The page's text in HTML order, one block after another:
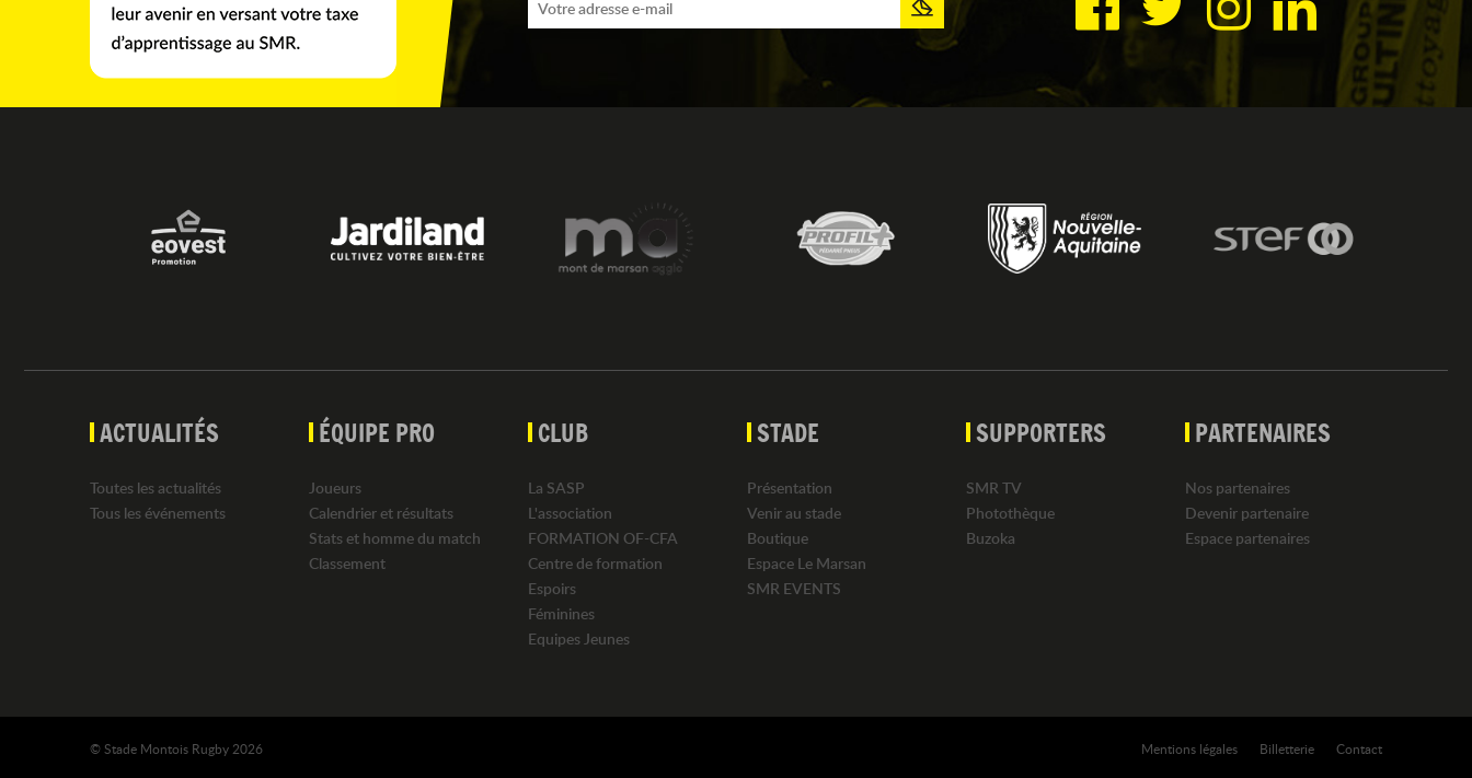
ACTUALITÉS
Toutes les actualités
Tous les événements
ÉQUIPE PRO
Joueurs
Calendrier et résultats
Stats et homme du match
Classement
CLUB
La SASP
L'association
FORMATION OF-CFA
Centre de formation
Espoirs
Féminines
Equipes Jeunes
STADE
Présentation
Venir au stade
Boutique
Espace Le Marsan
SMR EVENTS
SUPPORTERS
SMR TV
Photothèque
Buzoka
PARTENAIRES
Nos partenaires
Devenir partenaire
Espace partenaires
Contact
Billetterie
Mentions légales
© Stade Montois Rugby 2026